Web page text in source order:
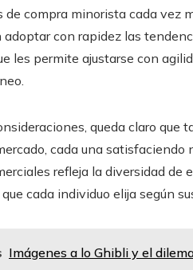
de compra minorista cada vez
adoptar con rapidez las
les permite ajustarse con
queda claro que
cada una
refleja la diversidad de
cada individuo elija según
Imágenes a lo Ghibli y el